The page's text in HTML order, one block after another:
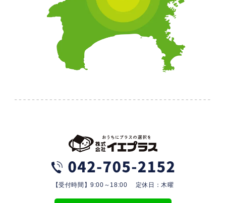
【受付時間】9:00～18:00 定休日：木曜